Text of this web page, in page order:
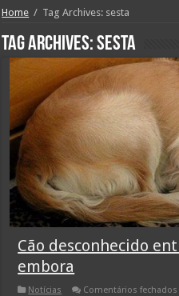
Home / Tag Archives: sesta
Tag Archives:sesta
Cão desconhecido
embora
Notícias Comentários fechados